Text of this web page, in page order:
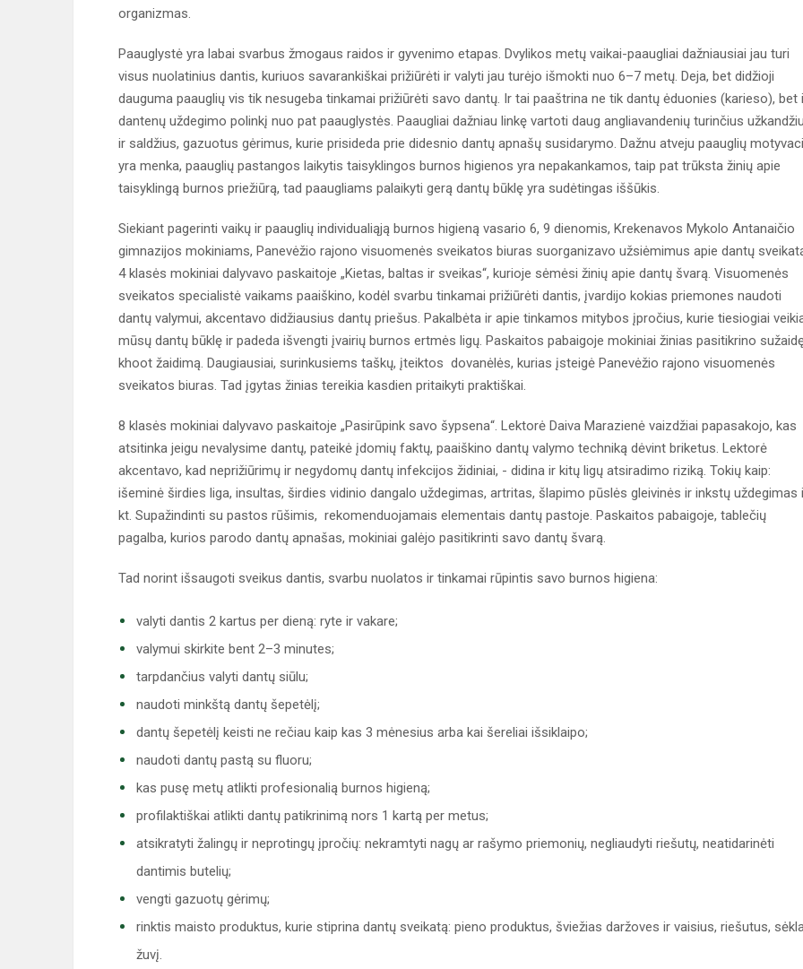
organizmas.
Paauglystė yra labai svarbus žmogaus raidos ir gyvenimo etapas. Dvylikos metų vaikai-paaugliai dažniausiai jau turi
visus nuolatinius dantis, kuriuos savarankiškai prižiūrėti ir valyti jau turėjo išmokti nuo 6–7 metų. Deja, bet didžioji
dauguma paauglių vis tik nesugeba tinkamai prižiūrėti savo dantų. Ir tai paaštrina ne tik dantų ėduonies (karieso), bet
dantenų uždegimo polinkį nuo pat paauglystės. Paaugliai dažniau linkę vartoti daug angliavandenių turinčius
ir saldžius, gazuotus gėrimus, kurie prisideda prie didesnio dantų apnašų susidarymo. Dažnu atveju paauglių
yra menka, paauglių pastangos laikytis taisyklingos burnos higienos yra nepakankamos, taip pat trūksta žinių apie
taisyklingą burnos priežiūrą, tad paaugliams palaikyti gerą dantų būklę yra sudėtingas iššūkis.
Siekiant pagerinti vaikų ir paauglių individualiąją burnos higieną vasario 6, 9 dienomis, Krekenavos Mykolo Antanaičio
gimnazijos mokiniams, Panevėžio rajono visuomenės sveikatos biuras suorganizavo užsiėmimus apie dantų
4 klasės mokiniai dalyvavo paskaitoje „Kietas, baltas ir sveikas“, kurioje sėmėsi žinių apie dantų švarą. Visuomenės
sveikatos specialistė vaikams paaiškino, kodėl svarbu tinkamai prižiūrėti dantis, įvardijo kokias priemones naudoti
dantų valymui, akcentavo didžiausius dantų priešus. Pakalbėta ir apie tinkamos mitybos įpročius, kurie tiesiogiai
mūsų dantų būklę ir padeda išvengti įvairių burnos ertmės ligų. Paskaitos pabaigoje mokiniai žinias pasitikrino
khoot žaidimą. Daugiausiai, surinkusiems taškų, įteiktos dovanėlės, kurias įsteigė Panevėžio rajono visuomenės
sveikatos biuras. Tad įgytas žinias tereikia kasdien pritaikyti praktiškai.
8 klasės mokiniai dalyvavo paskaitoje „Pasirūpink savo šypsena“. Lektorė Daiva Marazienė vaizdžiai papasakojo, kas
atsitinka jeigu nevalysime dantų, pateikė įdomių faktų, paaiškino dantų valymo techniką dėvint briketus. Lektorė
akcentavo, kad neprižiūrimų ir negydomų dantų infekcijos židiniai, - didina ir kitų ligų atsiradimo riziką. Tokių kaip:
išeminė širdies liga, insultas, širdies vidinio dangalo uždegimas, artritas, šlapimo pūslės gleivinės ir inkstų uždegimas
kt. Supažindinti su pastos rūšimis, rekomenduojamais elementais dantų pastoje. Paskaitos pabaigoje, tablečių
pagalba, kurios parodo dantų apnašas, mokiniai galėjo pasitikrinti savo dantų švarą.
Tad norint išsaugoti sveikus dantis, svarbu nuolatos ir tinkamai rūpintis savo burnos higiena:
valyti dantis 2 kartus per dieną: ryte ir vakare;
valymui skirkite bent 2–3 minutes;
tarpdančius valyti dantų siūlu;
naudoti minkštą dantų šepetėlį;
dantų šepetėlį keisti ne rečiau kaip kas 3 mėnesius arba kai šereliai išsiklaipo;
naudoti dantų pastą su fluoru;
kas pusę metų atlikti profesionalią burnos higieną;
profilaktiškai atlikti dantų patikrinimą nors 1 kartą per metus;
atsikratyti žalingų ir neprotingų įpročių: nekramtyti nagų ar rašymo priemonių, negliaudyti riešutų, neatidarinėti
dantimis butelių;
vengti gazuotų gėrimų;
rinktis maisto produktus, kurie stiprina dantų sveikatą: pieno produktus, šviežias daržoves ir vaisius, riešutus,
žuvį.